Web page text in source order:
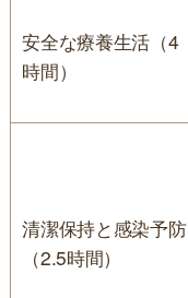
安全な療養生活（4
時間）
清潔保持と感染予防
（2.5時間）